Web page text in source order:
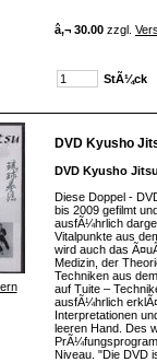
â‚¬ 30.00 zzgl.
StÃ¼ck
DVD Kyusho
DVD Kyusho
Diese Doppel -
bis 2009 gefilmt
ausfÃ¼hrlich
Vitalpunkte aus
wird auch das
Medizin, der
Techniken aus
auf Tuite –
ausfÃ¼hrlich
Interpretationen
leeren Hand. Des
Niveau. "Die DVD